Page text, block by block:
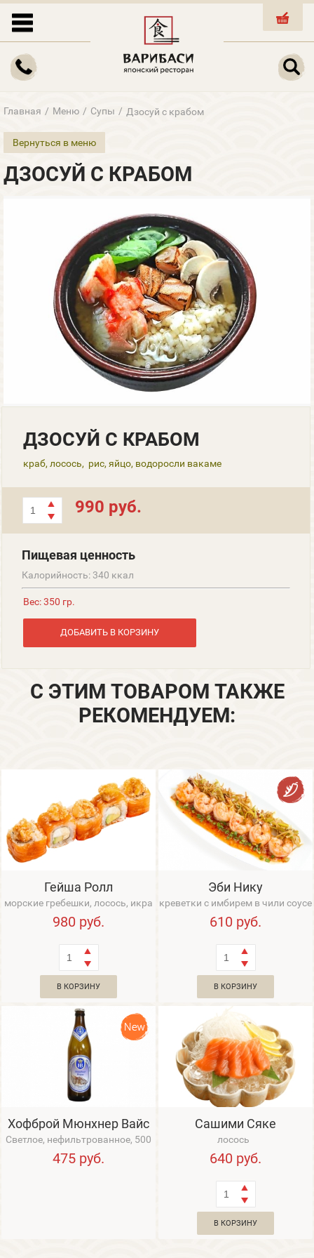
КОРЗИНА
Главная / Меню / Супы / Дзосуй с крабом
Вернуться в меню
ДЗОСУЙ С КРАБОМ
ДЗОСУЙ С КРАБОМ
краб, лосось, рис, яйцо, водоросли вакаме
990 руб.
Пищевая ценность
Калорийность: 340 ккал
Вес: 350 гр.
ДОБАВИТЬ В КОРЗИНУ
С ЭТИМ ТОВАРОМ ТАКЖЕ
РЕКОМЕНДУЕМ:
Гейша Ролл
морские гребешки, лосось, икра
Тобико, авокадо, сливочный
сыр, соу...
980 руб.
В КОРЗИНУ
Эби Нику
креветки с имбирем в чили соусе
610 руб.
В КОРЗИНУ
Хофброй Мюнхнер Вайс
Светлое, нефильтрованное, 500
мл, 5,1%, Германия
475 руб.
Сашими Сяке
лосось
640 руб.
В КОРЗИНУ